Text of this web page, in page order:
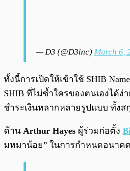
— D3 (@D3inc) March 6,
ทั้งนี้การเปิดให้เข้าใช้ SHIB
SHIB ที่ไม่ซ้ำใครของตนเองได้ง่
ชำระเงินหลากหลายรูปแบบ ทั้ง
ด้าน Arthur Hayes ผู้ร่วมก่อตั้ง
มหมาน้อย” ในการกำหนดอนาค